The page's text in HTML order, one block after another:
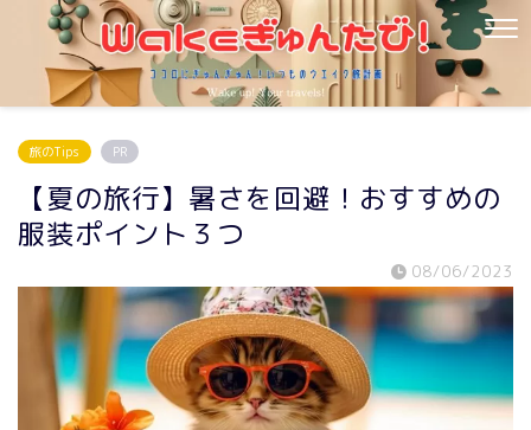
旅のTips PR
【夏の旅行】暑さを回避！おすすめの
服装ポイント３つ
08/06/2023